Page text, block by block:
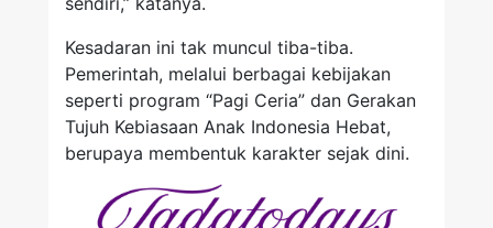
Kesadaran ini tak muncul tiba-tiba.
Pemerintah, melalui berbagai kebijakan
seperti program “Pagi Ceria” dan Gerakan
Tujuh Kebiasaan Anak Indonesia Hebat,
berupaya membentuk karakter sejak dini.